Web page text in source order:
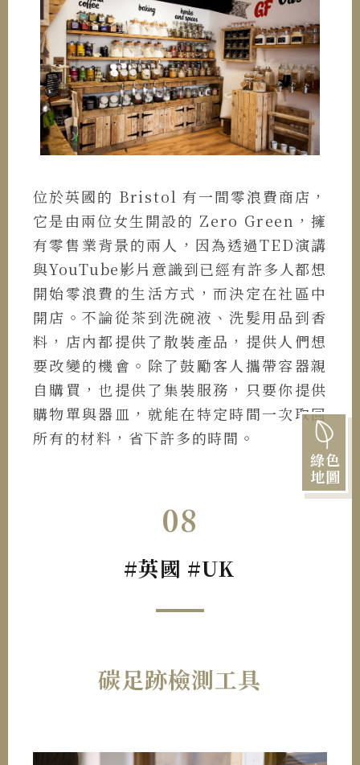
綠色
地圖
位於英國的 Bristol 有一間零浪費商店，
它是由兩位女生開設的 Zero Green，擁
有零售業背景的兩人，因為透過TED演講
與YouTube影片意識到已經有許多人都想
開始零浪費的生活方式，而決定在社區中
開店。不論從茶到洗碗液、洗髮用品到香
料，店內都提供了散裝產品，提供人們想
要改變的機會。除了鼓勵客人攜帶容器親
自購買，也提供了集裝服務，只要你提供
購物單與器皿，就能在特定時間一次取回
所有的材料，省下許多的時間。
08
#英國 #UK
碳足跡檢測工具